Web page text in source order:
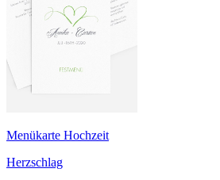
Menükarte Hochzeit
Herzschlag